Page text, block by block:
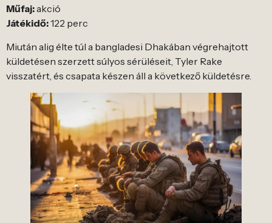
Műfaj:akció
Játékidő:122 perc
Miután alig élte túl a bangladesi Dhakában végrehajtott
küldetésen szerzett súlyos sérüléseit, Tyler Rake
visszatért, és csapata készen áll a következő küldetésre.